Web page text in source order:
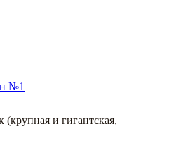
№1
и гигантская,